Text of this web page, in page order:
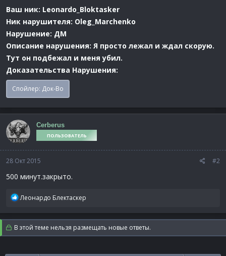
Ваш ник: Leonardo_Bloktasker
Ник нарушителя: Oleg_Marchenko
Нарушение: ДМ
Описание нарушения: Я просто лежал и ждал скорую.
Тут он подбежал и меня убил.
Доказательства Нарушения:
Спойлер: Док-Во
Cerberus
ПОЛЬЗОВАТЕЛЬ
28 Окт 2015 #2
500 минут.закрыто.
Р
а
к
ц
Леонардо Блектаскер
В этой теме нельзя размещать новые ответы.